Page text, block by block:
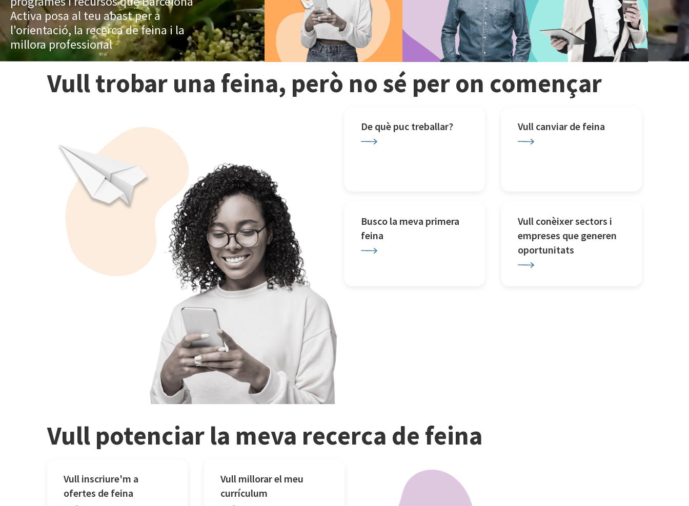
Activa posa al teu abast per a
l'orientació, la recerca de feina i la
millora professional
Vull trobar una feina, però no sé per on començar
De què puc treballar? Vull canviar de feina
Busco la meva primera
feina
Vull conèixer sectors i
empreses que generen
oportunitats
Vull potenciar la meva recerca de feina
Vull inscriure'm a
ofertes de feina
Vull millorar el meu
currículum